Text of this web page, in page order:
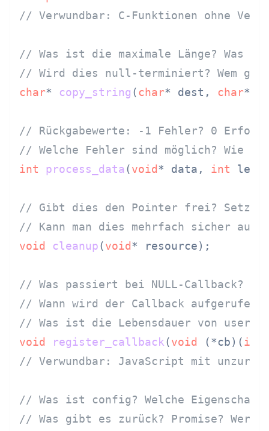
// Verwundbar: C-Funktionen ohne
// Was ist die maximale Länge? Was
// Wird dies null-terminiert? Wem
char* copy_string (char* dest, char*
// Rückgabewerte: -1 Fehler? 0 Erfolg?
// Welche Fehler sind möglich? Wie
int
process_data(void* data, int len)
// Gibt dies den Pointer frei? Setzt
// Kann man dies mehrfach sicher
void
cleanup(void* resource) ;
// Was passiert bei NULL-Callback?
// Wann wird der Callback aufgerufen?
// Was ist die Lebensdauer von
void
register_callback(void (*cb)(int
// Verwundbar: JavaScript mit
// Was ist config? Welche
// Was gibt es zurück? Promise? Wert?